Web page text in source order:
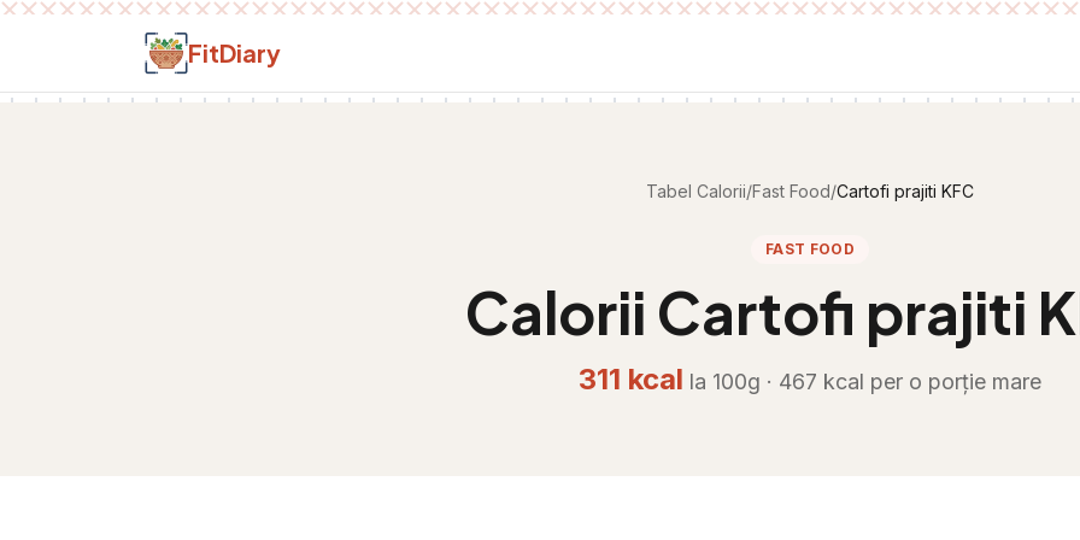
Salt la conținut
FitDiary
Tabel Calorii/Fast Food/Cartofi prajiti KFC
FAST FOOD
Calorii Cartofi prajiti
311 kcal la 100g · 467 kcal per o porție mare